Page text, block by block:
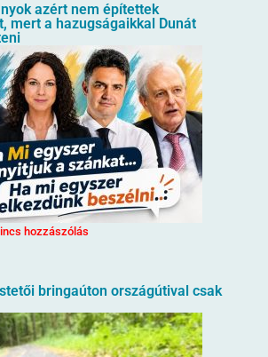
azért nem építettek
mert a hazugságaikkal Dunát
hozzászólás
bringaúton országútival csak